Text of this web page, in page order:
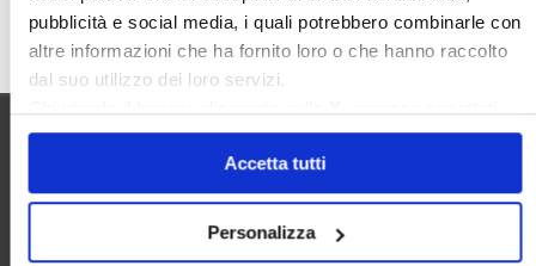
pubblicità e social media, i quali potrebbero combinarle con
altre informazioni che ha fornito loro o che hanno raccolto
dal suo utilizzo dei loro servizi.
solo i cookie necessari.
Accetta tutti
Personalizza
Cerca